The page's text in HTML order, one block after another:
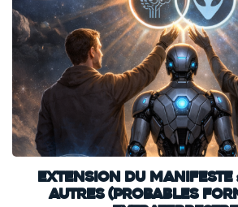
Extension du Manifeste :
autres (probables